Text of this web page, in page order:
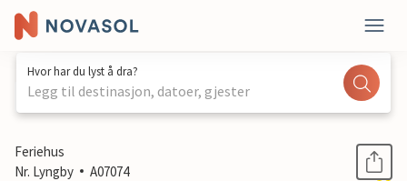
Hvor har du lyst å dra?
Legg til destinasjon, datoer, gjester
1 / 27
Feriehus
Nr. Lyngby
A07074